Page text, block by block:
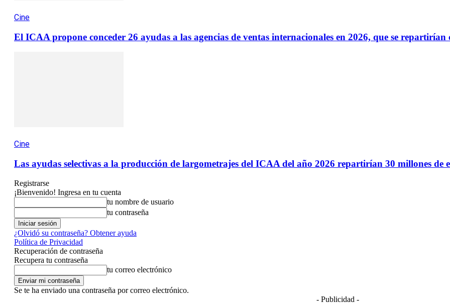
Cine
El ICAA propone conceder 26 ayudas a las agencias de ventas internacionales en 2026, que se
Cine
Las ayudas selectivas a la producción de largometrajes del ICAA del año 2026 repartirían 30 millones de
Registrarse
¡Bienvenido! Ingresa en tu cuenta
tu nombre de usuario
tu contraseña
¿Olvidó su contraseña? Obtener ayuda
Política de Privacidad
Recuperación de contraseña
Recupera tu contraseña
tu correo electrónico
Se te ha enviado una contraseña por correo electrónico.
- Publicidad -